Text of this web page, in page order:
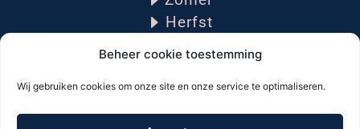
Beheer cookie toestemming
Wij gebruiken cookies om onze site en onze service te optimaliseren.
Herfst
Winter
PRAKTISCHE INFORMATIE